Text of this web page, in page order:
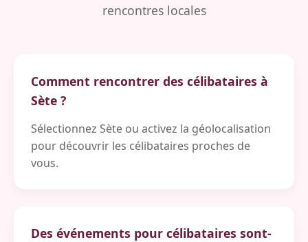
rencontres locales
Comment rencontrer des célibataires à
Sète ?
Sélectionnez Sète ou activez la géolocalisation
pour découvrir les célibataires proches de
vous.
Des événements pour célibataires sont-